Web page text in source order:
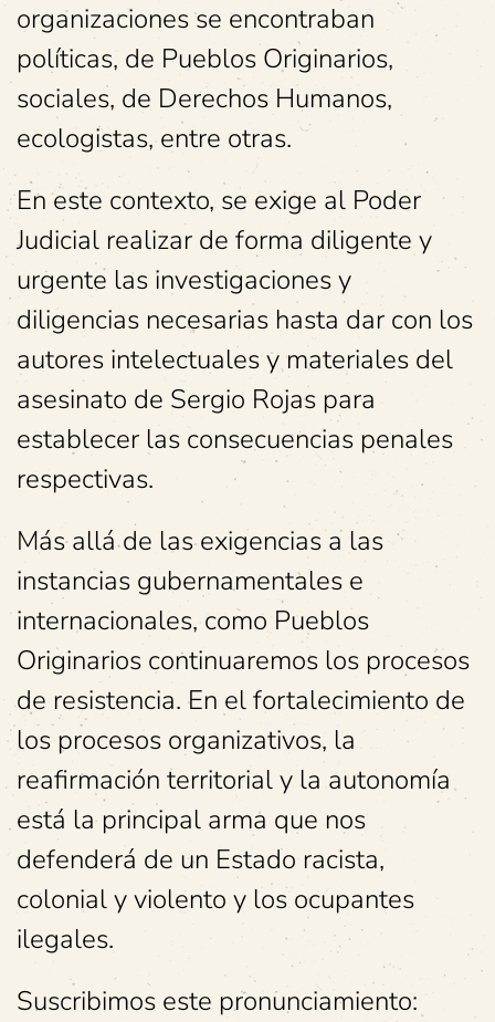
organizaciones se encontraban
políticas, de Pueblos Originarios,
sociales, de Derechos Humanos,
ecologistas, entre otras.
En este contexto, se exige al Poder
Judicial realizar de forma diligente y
urgente las investigaciones y
diligencias necesarias hasta dar con los
autores intelectuales y materiales del
asesinato de Sergio Rojas para
establecer las consecuencias penales
respectivas.
Más allá de las exigencias a las
instancias gubernamentales e
internacionales, como Pueblos
Originarios continuaremos los procesos
de resistencia. En el fortalecimiento de
los procesos organizativos, la
reafirmación territorial y la autonomía
está la principal arma que nos
defenderá de un Estado racista,
colonial y violento y los ocupantes
ilegales.
Suscribimos este pronunciamiento: